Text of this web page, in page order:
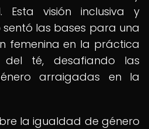
Esta visión inclusiva y
las bases para una
femenina en la práctica
té, desafiando las
arraigadas en la
la igualdad de género